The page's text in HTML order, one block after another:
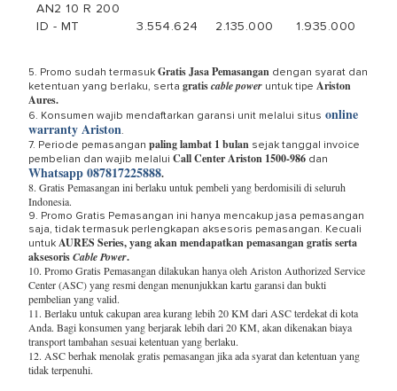
AN2 10 R 200
ID - MT
3.554.624 2.135.000 1.935.000
5. Promo sudah termasuk Gratis Jasa Pemasangan dengan syarat dan
ketentuan yang berlaku, serta gratiscable power untuk tipe Ariston
Aures.
6. Konsumen wajib mendaftarkan garansi unit melalui situs online
warranty Ariston.
7. Periode pemasangan paling lambat 1 bulan sejak tanggal invoice
pembelian dan wajib melalui Call Center Ariston 1500-986 dan
Whatsapp 087817225888.
8. Gratis Pemasangan ini berlaku untuk pembeli yang berdomisili di seluruh
Indonesia.
9. Promo Gratis Pemasangan ini hanya mencakup jasa pemasangan
saja, tidak termasuk perlengkapan aksesoris pemasangan. Kecuali
untuk AURES Series, yang akan mendapatkan pemasangan gratis serta
aksesorisCable Power.
10. Promo Gratis Pemasangan dilakukan hanya oleh Ariston Authorized Service
Center (ASC) yang resmi dengan menunjukkan kartu garansi dan bukti
pembelian yang valid.
11. Berlaku untuk cakupan area kurang lebih 20 KM dari ASC terdekat di kota
Anda. Bagi konsumen yang berjarak lebih dari 20 KM, akan dikenakan biaya
transport tambahan sesuai ketentuan yang berlaku.
12. ASC berhak menolak gratis pemasangan jika ada syarat dan ketentuan yang
tidak terpenuhi.